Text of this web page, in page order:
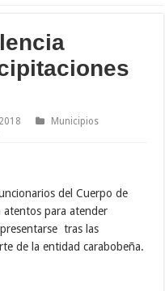
Municipios
del Cuerpo de
atentos para atender
tras las
de la entidad carabobeña.